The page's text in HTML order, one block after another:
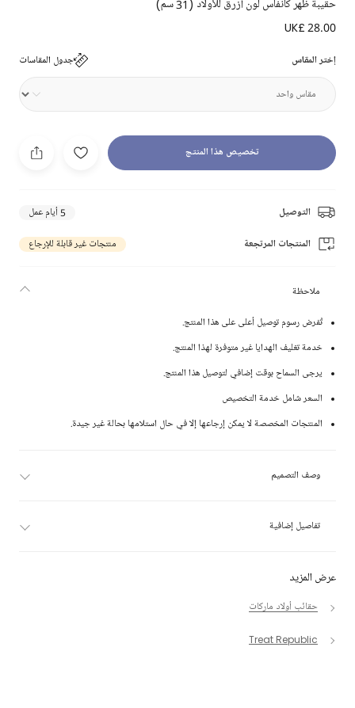
حقيبة ظهر كانفاس لون أزرق للأولاد (31 سم)
UK£ 28.00
إختر المقاس جدول المقاسات
تخصيص هذا المنتج
التوصيل 5 أيام عمل
المنتجات المرتجعة منتجات غير قابلة للإرجاع
عرض المزيد
حقائب أولاد ماركات
Treat Republic
ملاحظة
تُفرض رسوم توصيل أعلى على هذا المنتج.
خدمة تغليف الهدايا غير متوفرة لهذا المنتج.
يرجى السماح بوقت إضافي لتوصيل هذا المنتج.
السعر شامل خدمة التخصيص
المنتجات المخصصة لا يمكن إرجاعها إلا في حال استلامها بحالة غير جيدة.
وصف التصميم
تفاصيل إضافية